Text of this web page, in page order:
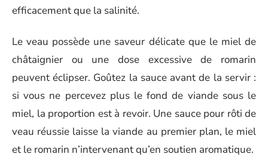
efficacement que la salinité.
Le veau possède une saveur délicate que le miel de
châtaignier ou une dose excessive de romarin
peuvent éclipser. Goûtez la sauce avant de la servir :
si vous ne percevez plus le fond de viande sous le
miel, la proportion est à revoir. Une sauce pour rôti de
veau réussie laisse la viande au premier plan, le miel
et le romarin n’intervenant qu’en soutien aromatique.